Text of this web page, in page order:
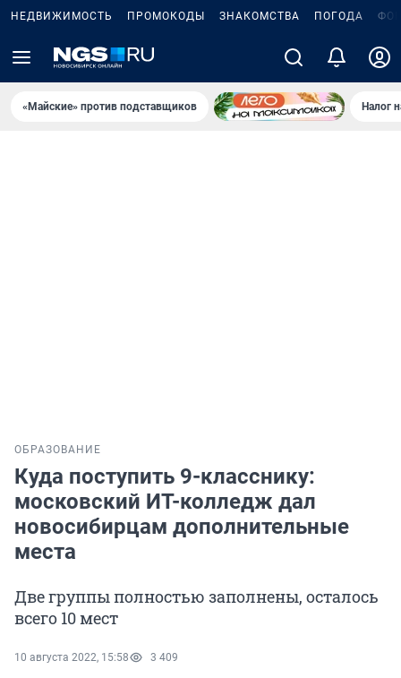
НЕДВИЖИМОСТЬ ПРОМОКОДЫ ЗНАКОМСТВА ПОГОДА
«Майские» против подставщиков Налог
ОБРАЗОВАНИЕ
Куда поступить 9-класснику:
московский ИТ-колледж дал
новосибирцам дополнительные
места
Две группы полностью заполнены, осталось
всего 10 мест
10 августа 2022, 15:58 3 409